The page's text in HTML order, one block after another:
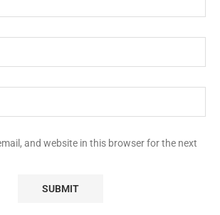
and website in this browser for the next